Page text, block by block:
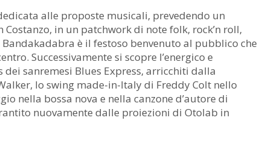
alle proposte musicali, prevedendo un
in un patchwork di note folk, rock’n roll,
è il festoso benvenuto al pubblico che
Successivamente si scopre l’energico e
sanremesi Blues Express, arricchiti dalla
lo swing made-in-Italy di Freddy Colt nello
nella bossa nova e nella canzone d’autore di
nuovamente dalle proiezioni di Otolab in